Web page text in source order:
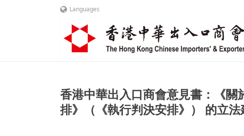
Languages
香港中華出入口商會意見書：《
排》（《執行判決安排》） 的立法